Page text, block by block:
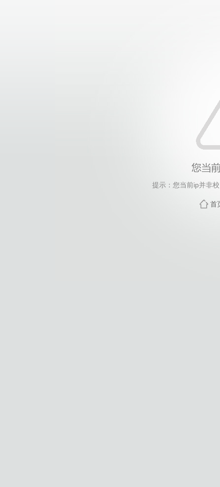
提示：您当前ip并非
首